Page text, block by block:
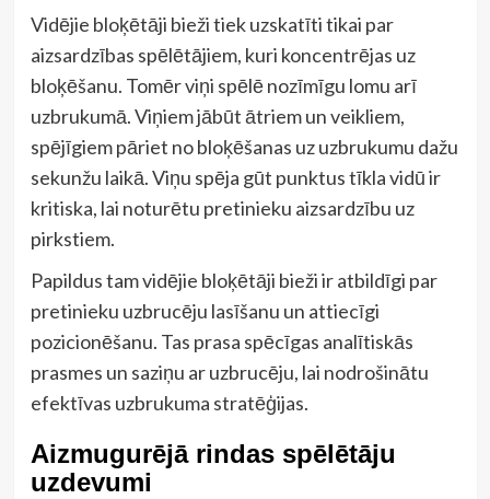
Vidējie bloķētāji bieži tiek uzskatīti tikai par
aizsardzības spēlētājiem, kuri koncentrējas uz
bloķēšanu. Tomēr viņi spēlē nozīmīgu lomu arī
uzbrukumā. Viņiem jābūt ātriem un veikliem,
spējīgiem pāriet no bloķēšanas uz uzbrukumu dažu
sekunžu laikā. Viņu spēja gūt punktus tīkla vidū ir
kritiska, lai noturētu pretinieku aizsardzību uz
pirkstiem.
Papildus tam vidējie bloķētāji bieži ir atbildīgi par
pretinieku uzbrucēju lasīšanu un attiecīgi
pozicionēšanu. Tas prasa spēcīgas analītiskās
prasmes un saziņu ar uzbrucēju, lai nodrošinātu
efektīvas uzbrukuma stratēģijas.
Aizmugurējā rindas spēlētāju
uzdevumi